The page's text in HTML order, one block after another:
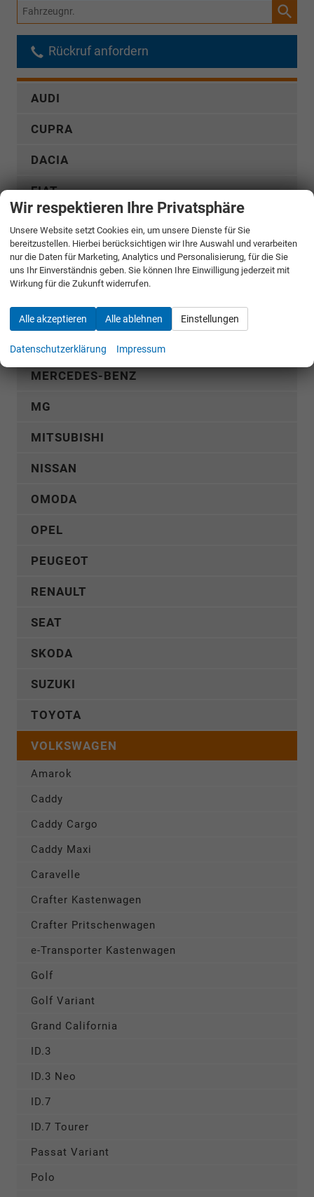
Fahrzeugnr.
Rückruf anfordern
AUDI
CUPRA
DACIA
FIAT
GWM
HYUNDAI
KGM
KIA
MERCEDES-BENZ
MG
MITSUBISHI
NISSAN
OMODA
OPEL
PEUGEOT
RENAULT
SEAT
SKODA
SUZUKI
TOYOTA
VOLKSWAGEN
Amarok
Caddy
Caddy Cargo
Caddy Maxi
Caravelle
Crafter Kastenwagen
Crafter Pritschenwagen
e-Transporter Kastenwagen
Golf
Golf Variant
Grand California
ID.3
ID.3 Neo
ID.7
ID.7 Tourer
Passat Variant
Polo
Wir respektieren Ihre Privatsphäre
Unsere Website setzt Cookies ein, um unsere Dienste für Sie
bereitzustellen. Hierbei berücksichtigen wir Ihre Auswahl und verarbeiten
nur die Daten für Marketing, Analytics und Personalisierung, für die Sie
uns Ihr Einverständnis geben. Sie können Ihre Einwilligung jederzeit mit
Wirkung für die Zukunft widerrufen.
Alle akzeptieren Alle ablehnen Einstellungen
Datenschutzerklärung Impressum